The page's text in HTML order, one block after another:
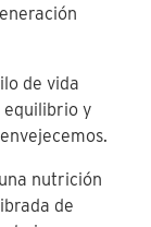
de vida
equilibrio y
nutrición
de